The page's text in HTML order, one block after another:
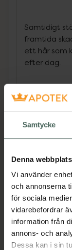
Samtycke
Denna
Vi använder
och annonserna
för sociala
vidarebefordrar
information från
annons- och
Dessa kan i sin
Samtidigt
framtida
ett hår som
efter dag.
• För färgat
•Colour
• Djupt
• Vårdar
• Sulfatfritt
• Mild pH-
hår och
• Vegansk
Jämförpris